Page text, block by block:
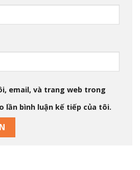
email, và trang web trong
lần bình luận kế tiếp của tôi.